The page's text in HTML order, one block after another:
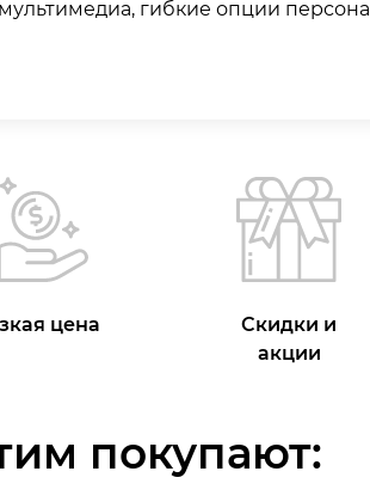
гибкие опции
цена
Скидки и
акции
покупают: